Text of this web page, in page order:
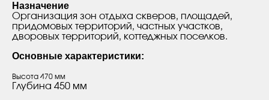
Назначение
Организация зон отдыха скверов, площадей,
придомовых территорий, частных участков,
дворовых территорий, коттеджных поселков.
Основные характеристики:
Высота 470 мм
Глубина 450 мм